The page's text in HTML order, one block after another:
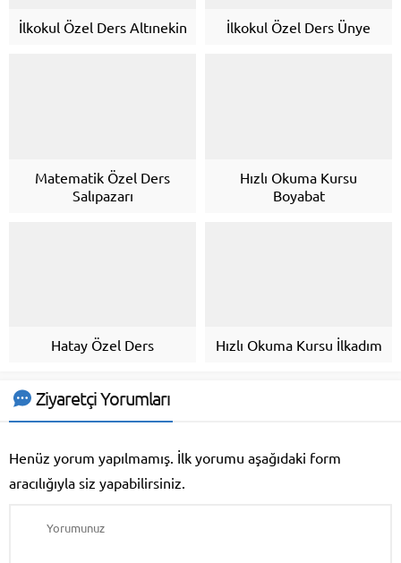
İlkokul Özel Ders Altınekin İlkokul Özel Ders Ünye
Matematik Özel Ders
Salıpazarı
Hızlı Okuma Kursu
Boyabat
Hatay Özel Ders Hızlı Okuma Kursu İlkadım
Ziyaretçi Yorumları
Henüz yorum yapılmamış. İlk yorumu aşağıdaki form
aracılığıyla siz yapabilirsiniz.